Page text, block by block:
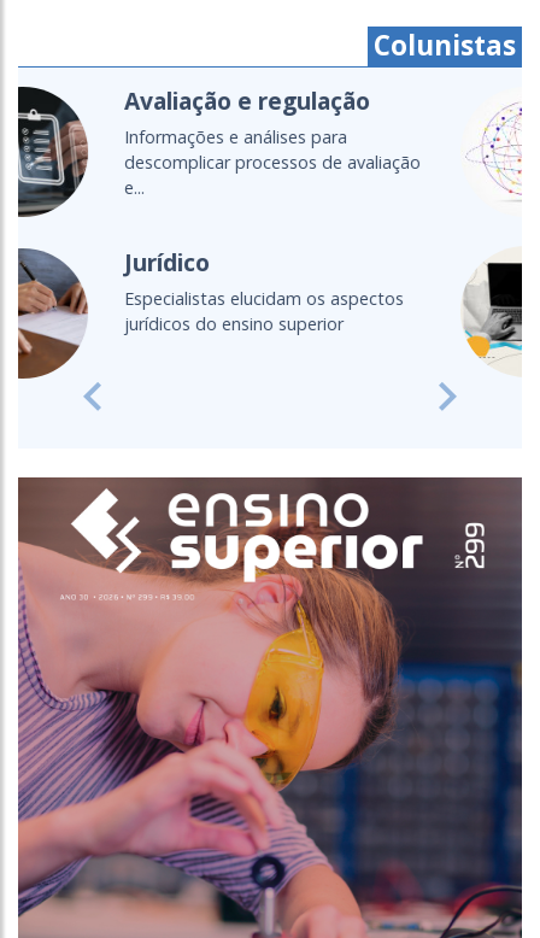
Colunistas
Cartografias do setor
Um olhar global para as políticas,
diálogos e transformações da...
Ensino a distância
Fique por dentro das principais
discussões acerca do EAD
Previous Next